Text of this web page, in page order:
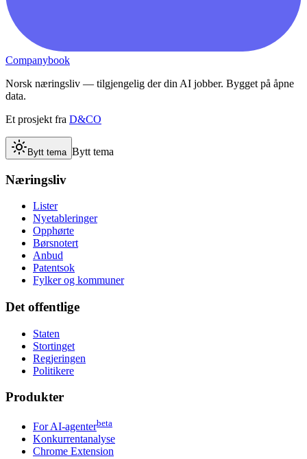
Companybook
Norsk næringsliv — tilgjengelig der din AI jobber. Bygget på åpne
data.
Et prosjekt fra D&CO
Bytt tema Bytt tema
Næringsliv
Lister
Nyetableringer
Opphørte
Børsnotert
Anbud
Patentsok
Fylker og kommuner
Det offentlige
Staten
Stortinget
Regjeringen
Politikere
Produkter
For AI-agenterbeta
Konkurrentanalyse
Chrome Extension